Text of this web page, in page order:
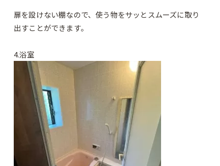
扉を設けない棚なので、使う物をサッとスムーズに取り
出すことができます。
4.浴室